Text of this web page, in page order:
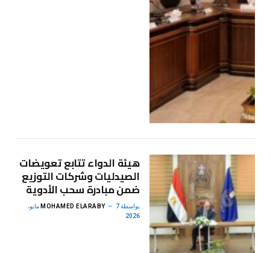
هيئة الدواء تتابع تعويضات
الصيدليات وشركات التوزيع
ضمن مبادرة سحب الأدوية
بواسطة MOHAMED ELARABY 7 مايو،
2026